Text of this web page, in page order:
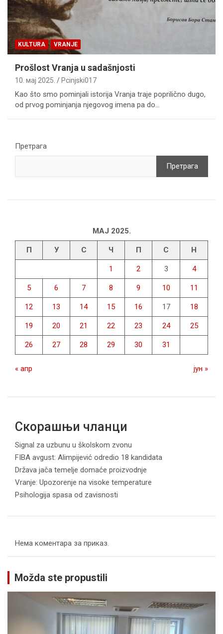
KULTURA VRANJE
Prošlost Vranja u sadašnjosti
10. мај 2025. Pcinjski017
Kao što smo pominjali istorija Vranja traje poprilično dugo,
od prvog pominjanja njegovog imena pa do…
Претрага
Претрага
МАЈ 2025.
П У С Ч П С Н
1 2 3 4
5 6 7 8 9 10 11
12 13 14 15 16 17 18
19 20 21 22 23 24 25
26 27 28 29 30 31
« апр јун »
Скорашњи чланци
Signal za uzbunu u školskom zvonu
FIBA avgust: Alimpijević odredio 18 kandidata
Država jača temelje domaće proizvodnje
Vranje: Upozorenje na visoke temperature
Psihologija spasa od zavisnosti
Нема коментара за приказ.
Možda ste propustili